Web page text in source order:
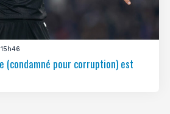
(condamné pour corruption) est